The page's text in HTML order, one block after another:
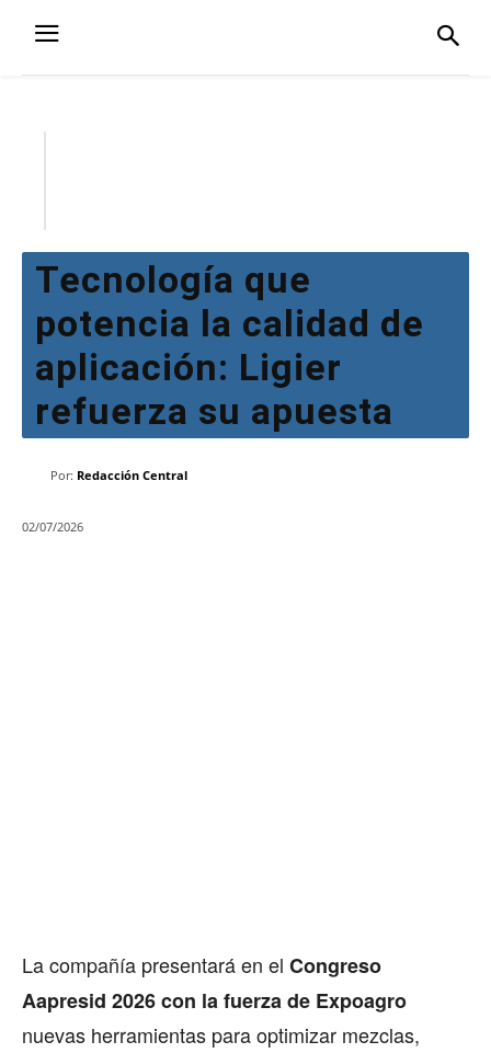
Tecnología que
potencia la calidad de
aplicación: Ligier
refuerza su apuesta
Por: Redacción Central
02/07/2026
La compañía presentará en el Congreso
Aapresid 2026 con la fuerza de Expoagro
nuevas herramientas para optimizar mezclas,